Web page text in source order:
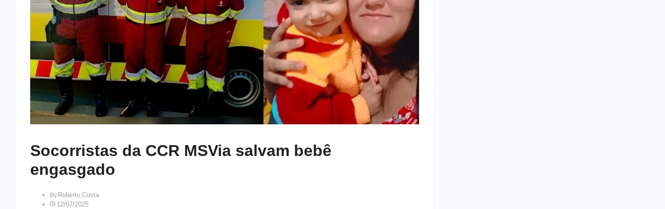
Socorristas da CCR MSVia salvam bebê
engasgado
By Roberto Costa
12/07/2025